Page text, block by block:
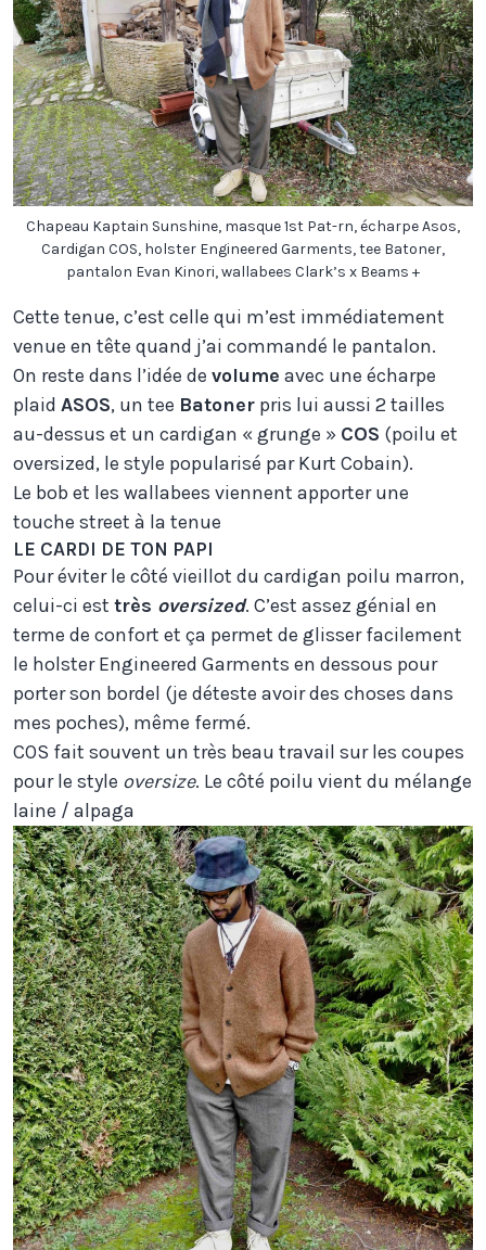
Chapeau Kaptain Sunshine, masque 1st Pat-rn, écharpe Asos,
Cardigan COS, holster Engineered Garments, tee Batoner,
pantalon Evan Kinori, wallabees Clark’s x Beams +
Cette tenue, c’est celle qui m’est immédiatement
venue en tête quand j’ai commandé le pantalon.
On reste dans l’idée de volume avec une écharpe
plaid ASOS, un tee Batoner pris lui aussi 2 tailles
au-dessus et un cardigan « grunge » COS (poilu et
oversized, le style popularisé par Kurt Cobain).
Le bob et les wallabees viennent apporter une
touche street à la tenue
LE CARDI DE TON PAPI
Pour éviter le côté vieillot du cardigan poilu marron,
celui-ci est très oversized. C’est assez génial en
terme de confort et ça permet de glisser facilement
le holster Engineered Garments en dessous pour
porter son bordel (je déteste avoir des choses dans
mes poches), même fermé.
COS fait souvent un très beau travail sur les coupes
pour le style oversize. Le côté poilu vient du mélange
laine / alpaga